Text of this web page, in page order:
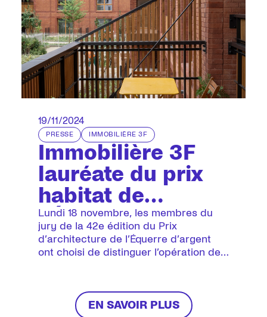
19/11/2024
PRESSE IMMOBILIÈRE 3F
Immobilière 3F
lauréate du prix
habitat de
l'Équerre d'argent
Lundi 18 novembre, les membres du
jury de la 42e édition du Prix
d’architecture de l’Équerre d’argent
ont choisi de distinguer l’opération de
EN SAVOIR PLUS